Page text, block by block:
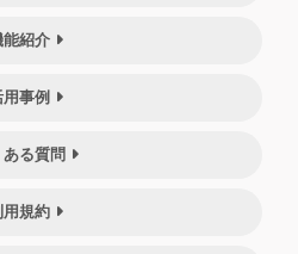
能紹介
用事例
ある質問
用規約